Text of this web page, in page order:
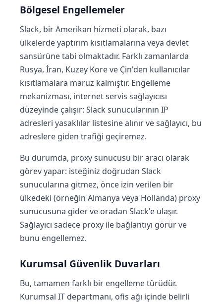
Bölgesel Engellemeler
Slack, bir Amerikan hizmeti olarak, bazı
ülkelerde yaptırım kısıtlamalarına veya devlet
sansürüne tabi olmaktadır. Farklı zamanlarda
Rusya, İran, Kuzey Kore ve Çin'den kullanıcılar
kısıtlamalara maruz kalmıştır. Engelleme
mekanizması, internet servis sağlayıcısı
düzeyinde çalışır: Slack sunucularının IP
adresleri yasaklılar listesine alınır ve sağlayıcı, bu
adreslere giden trafiği geçiremez.
Bu durumda, proxy sunucusu bir aracı olarak
görev yapar: isteğiniz doğrudan Slack
sunucularına gitmez, önce izin verilen bir
ülkedeki (örneğin Almanya veya Hollanda) proxy
sunucusuna gider ve oradan Slack'e ulaşır.
Sağlayıcı sadece proxy ile bağlantıyı görür ve
bunu engellemez.
Kurumsal Güvenlik Duvarları
Bu, tamamen farklı bir engelleme türüdür.
Kurumsal IT departmanı, ofis ağı içinde belirli